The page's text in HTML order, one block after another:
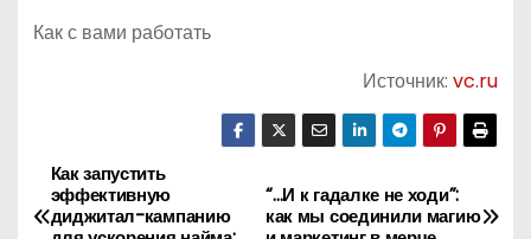
Как с вами работать
Источник:vc.ru
Н
“…И к гадалке не ходи”:
как мы соединили магию
Как запустить
эффективную
диджитал-кампанию